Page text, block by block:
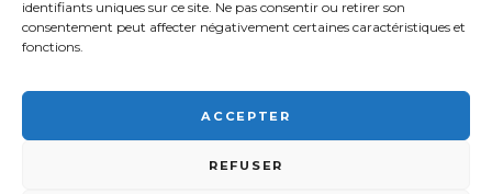
identifiants uniques sur ce site. Ne pas consentir ou retirer son
consentement peut affecter négativement certaines caractéristiques et
fonctions.
ACCEPTER
REFUSER
BOIS
FSI France© 2026 - Tous droits réservés -